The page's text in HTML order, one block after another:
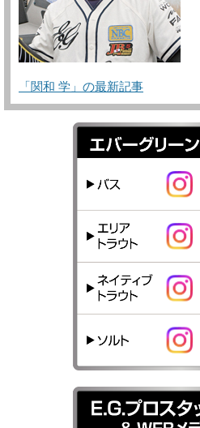
「関和 学」の最新記事